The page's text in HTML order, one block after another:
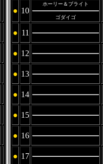
● 10
ホーリー＆ブライト
ゴダイゴ
● 11
● 12
● 13
● 14
● 15
● 16
● 17